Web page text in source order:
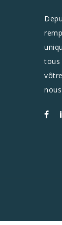
tous